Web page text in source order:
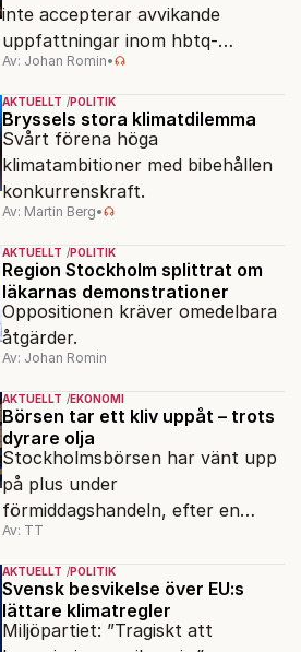
inte accepterar avvikande
uppfattningar inom hbtq-
rörelsen. "Vi har inga problem
med transpersoner", säger
ordföranden Linn Saarinen.
Av: Johan Romin•
AKTUELLT POLITIK
Bryssels stora klimatdilemma
Svårt förena höga
klimatambitioner med bibehållen
konkurrenskraft.
Av: Martin Berg•
AKTUELLT POLITIK
Region Stockholm splittrat om
läkarnas demonstrationer
Oppositionen kräver omedelbara
åtgärder.
Av: Johan Romin
AKTUELLT EKONOMI
Börsen tar ett kliv uppåt – trots
dyrare olja
Stockholmsbörsen har vänt upp
på plus under
förmiddagshandeln, efter en
inledning nedåt – trots ett högre
oljepris och AI-oro.
Av: TT
AKTUELLT POLITIK
Svensk besvikelse över EU:s
lättare klimatregler
Miljöpartiet: ”Tragiskt att